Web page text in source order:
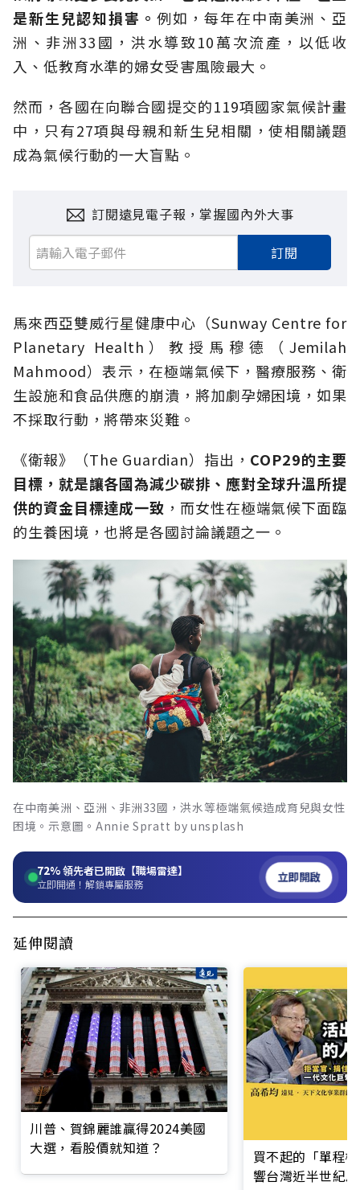
是新生兒認知損害。 例如，每年在中南美洲、亞
洲、非洲33國，洪水導致10萬次流產，以低收
入、低教育水準的婦女受害風險最大。
然而，各國在向聯合國提交的119項國家氣候計畫
中，只有27項與母親和新生兒相關，使相關議題
成為氣候行動的一大盲點。
訂閱遠見電子報，掌握國內外大事
訂閱
馬來西亞雙威行星健康中心（Sunway Centre for
Planetary Health）教授馬穆德（Jemilah
Mahmood）表示，在極端氣候下，醫療服務、衛
生設施和食品供應的崩潰，將加劇孕婦困境，如果
不採取行動，將帶來災難。
《衛報》（The Guardian）指出， COP29的主要
目標，就是讓各國為減少碳排、應對全球升溫所提
供的資金目標達成一致 ，而女性在極端氣候下面臨
的生養困境，也將是各國討論議題之一。
在中南美洲、亞洲、非洲33國，洪水等極端氣候造成育兒與女性
困境。示意圖。Annie Spratt by unsplash
72%領先者已開啟【職場雷達】
立即開通！解鎖專屬服務 立即開啟
延伸閱讀
川普、賀錦麗誰贏得2024美國
大選，看股價就知道？
買不起的「單程
響台灣近半世紀